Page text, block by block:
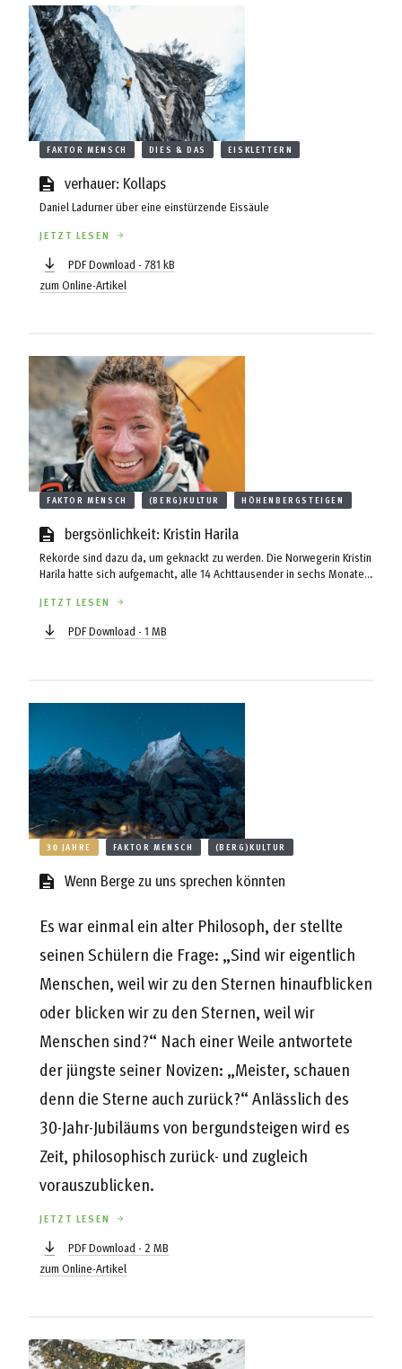
FAKTOR MENSCH DIES & DAS EISKLETTERN
verhauer: Kollaps
Daniel Ladurner über eine einstürzende Eissäule
JETZT LESEN
PDF Download - 781 kB
zum Online-Artikel
FAKTOR MENSCH (BERG)KULTUR HÖHENBERGSTEIGEN
bergsönlichkeit: Kristin Harila
Rekorde sind dazu da, um geknackt zu werden. Die Norwegerin Kristin
Harila hatte sich aufgemacht, alle 14 Achttausender in sechs Monaten
Ziel: Frauen und Sherpas im Bergsport sichtbarer machen.
JETZT LESEN
PDF Download - 1 MB
30 JAHRE FAKTOR MENSCH (BERG)KULTUR
Wenn Berge zu uns sprechen könnten
Es war einmal ein alter Philosoph, der stellte
seinen Schülern die Frage: „Sind wir eigentlich
Menschen, weil wir zu den Sternen hinaufblicken
oder blicken wir zu den Sternen, weil wir
Menschen sind?“ Nach einer Weile antwortete
der jüngste seiner Novizen: „Meister, schauen
denn die Sterne auch zurück?“ Anlässlich des
30-Jahr-Jubiläums von bergundsteigen wird es
Zeit, philosophisch zurück- und zugleich
vorauszublicken.
JETZT LESEN
PDF Download - 2 MB
zum Online-Artikel